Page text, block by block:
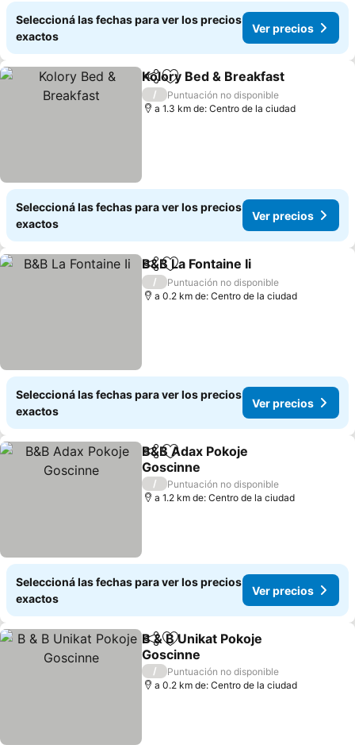
Seleccioná las fechas para ver los precios
exactos
Ver precios
CompartirAñadir a favoritos
Kolory Bed & Breakfast
/
Puntuación no disponible
a 1.3 km de: Centro de la ciudad
Seleccioná las fechas para ver los precios
exactos
Ver precios
CompartirAñadir a favoritos
B&B La Fontaine Ii
/
Puntuación no disponible
a 0.2 km de: Centro de la ciudad
Seleccioná las fechas para ver los precios
exactos
Ver precios
CompartirAñadir a favoritos
B&B Adax Pokoje
Goscinne
Ver precios
/
Puntuación no disponible
a 1.2 km de: Centro de la ciudad
Seleccioná las fechas para ver los precios
exactos
Ver precios
CompartirAñadir a favoritos
B & B Unikat Pokoje
Goscinne
Ver precios
/
Puntuación no disponible
a 0.2 km de: Centro de la ciudad